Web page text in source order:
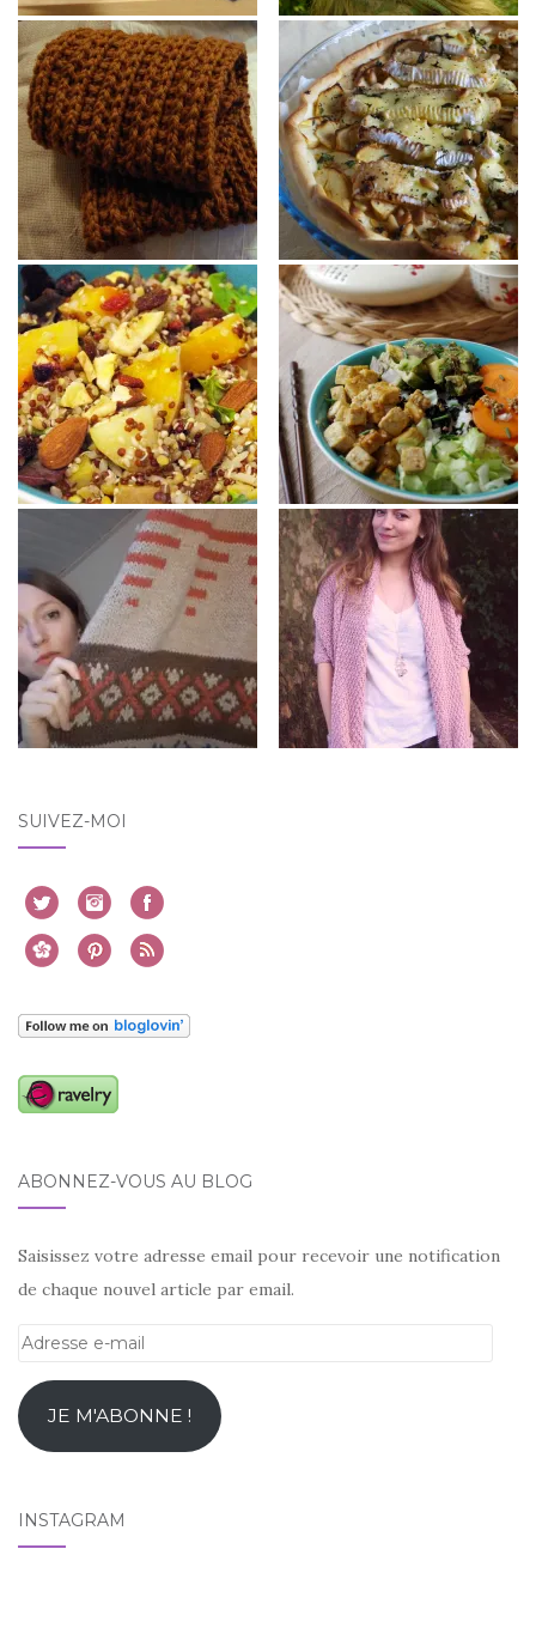
SUIVEZ-MOI
ABONNEZ-VOUS AU BLOG
Saisissez votre adresse email pour recevoir une notification
de chaque nouvel article par email.
Adresse
mailJE M'ABONNE !
INSTAGRAM